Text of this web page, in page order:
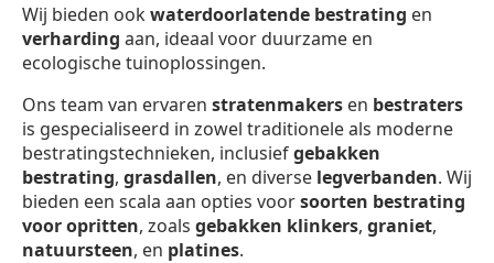
Wij bieden ookwaterdoorlatende bestrating en
verharding aan, ideaal voor duurzame en
ecologische tuinoplossingen.
Ons team van ervaren stratenmakers en bestraters
is gespecialiseerd in zowel traditionele als moderne
bestratingstechnieken, inclusiefgebakken
bestrating, grasdallen, en diverse legverbanden. Wij
bieden een scala aan opties voorsoorten bestrating
voor opritten, zoals gebakken klinkers, graniet,
natuursteen, en platines.